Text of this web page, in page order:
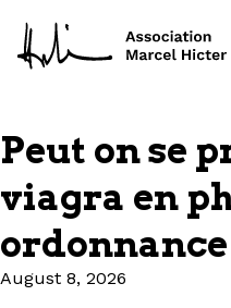
Peut on se
viagra en
ordonnance
August 8, 2026